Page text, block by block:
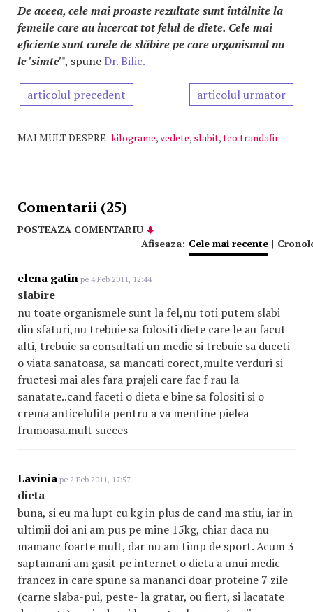
De aceea, cele mai proaste rezultate sunt întâlnite la
femeile care au încercat tot felul de diete. Cele mai
eficiente sunt curele de slăbire pe care organismul nu
le 'simte'", spuneDr. Bilic.
articolul precedent articolul urmator
MAI MULT DESPRE: kilograme,vedete, slabit,teo trandafir
Comentarii (25)
POSTEAZA COMENTARIU
Afiseaza: Cele mai recente |
elena gatin pe 4 Feb 2011, 12:44
slabire
nu toate organismele sunt la fel,nu toti putem slabi
din sfaturi,nu trebuie sa folositi diete care le au facut
alti, trebuie sa consultati un medic si trebuie sa duceti
o viata sanatoasa, sa mancati corect,multe verduri si
fructesi mai ales fara prajeli care fac f rau la
sanatate..cand faceti o dieta e bine sa folositi si o
crema anticelulita pentru a va mentine pielea
frumoasa.mult succes
Lavinia pe 2 Feb 2011, 17:57
dieta
buna, si eu ma lupt cu kg in plus de cand ma stiu, iar in
ultimii doi ani am pus pe mine 15kg, chiar daca nu
mamanc foarte mult, dar nu am timp de sport. Acum 3
saptamani am gasit pe internet o dieta a unui medic
francez in care spune sa mananci doar proteine 7 zile
(carne slaba-pui, peste- la gratar, ou fiert, si lacatate